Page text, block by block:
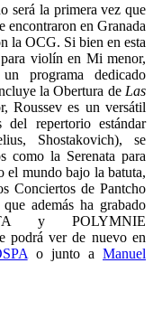
será la primera vez que
encontraron en Granada
la OCG. Si bien en esta
violín en Mi menor,
programa dedicado
la Obertura de Las
Roussev es un versátil
repertorio estándar
Shostakovich), se
como la Serenata para
el mundo bajo la batuta,
Conciertos de Pantcho
además ha grabado
y POLYMNIE
podrá ver de nuevo en
o junto aManuel